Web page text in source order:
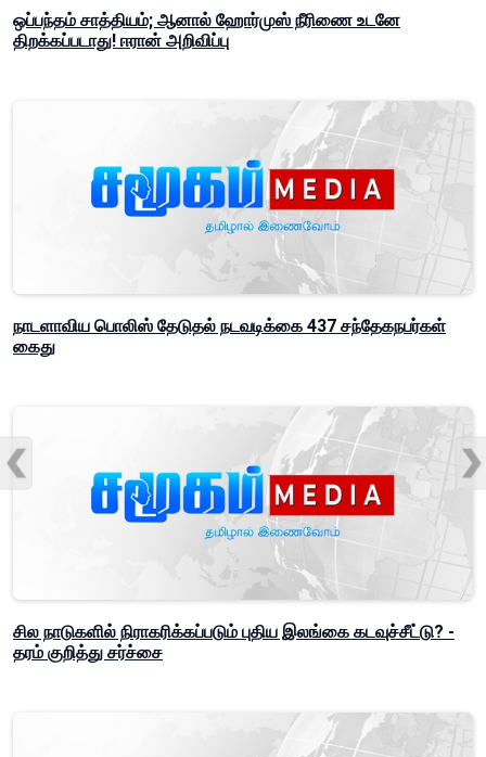
ஒப்பந்தம் சாத்தியம்; ஆனால் ஹோர்முஸ் நீரிணை உடனே
திறக்கப்படாது! ஈரான் அறிவிப்பு
நாடளாவிய பொலிஸ் தேடுதல் நடவடிக்கை 437 சந்தேகநபர்கள்
கைது
சில நாடுகளில் நிராகரிக்கப்படும் புதிய இலங்கை கடவுச்சீட்டு? -
தரம் குறித்து சர்ச்சை